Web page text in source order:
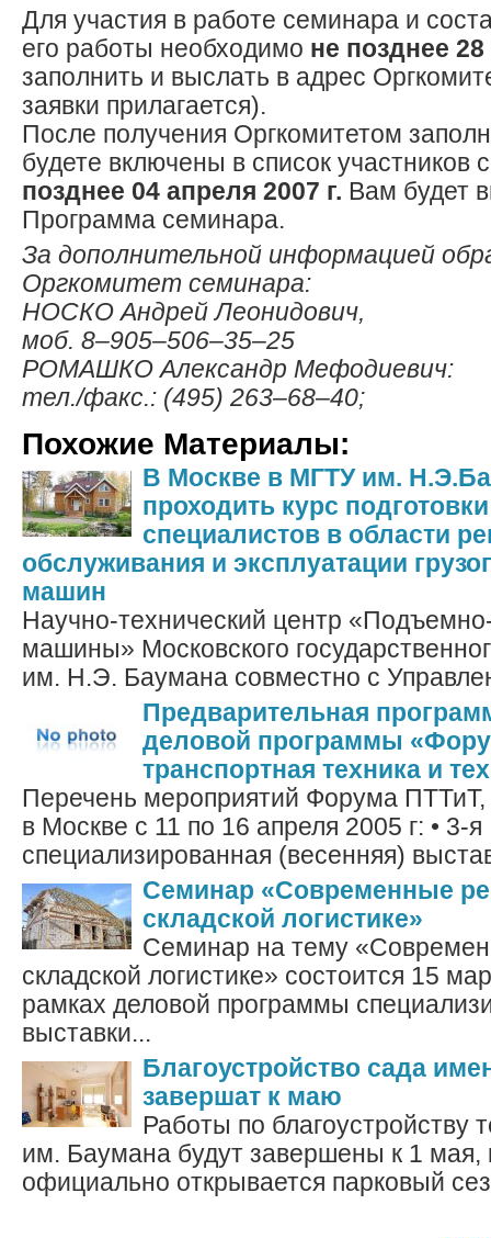
Для участия в работе семинара и
его работы необходимо не позднее 28
заполнить и выслать в адрес
заявки прилагается).
После получения Оргкомитетом
будете включены в список участников
позднее 04 апреля 2007 г. Вам будет
Программа семинара.
За дополнительной информацией
Оргкомитет семинара:
НОСКО Андрей Леонидович,
моб. 8–905–506–35–25
РОМАШКО Александр Мефодиевич:
тел./факс.: (495) 263–68–40;
Похожие Материалы:
В Москве в МГТУ им.
проходить курс
специалистов в области
обслуживания и эксплуатации
машин
Научно-технический центр
машины» Московского
им. Н.Э. Баумана совместно с
Предварительная
деловой программы
транспортная техника и
Перечень мероприятий Форума ПТТиТ,
в Москве с 11 по 16 апреля 2005 г: • 3-я
специализированная (весенняя)
Семинар «Современные
складской логистике»
Семинар на тему
складской логистике» состоится 15
рамках деловой программы
выставки...
Благоустройство сада
завершат к маю
Работы по благоустройству
им. Баумана будут завершены к 1 мая,
официально открывается парковый